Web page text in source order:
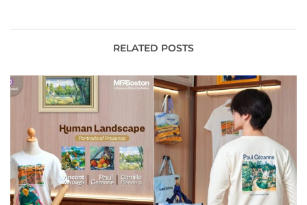
“สเนคแบรนด์ เฮอร์บาซู
ติค” ด้วยสารสกัดสมุนไพร
RELATED POSTS